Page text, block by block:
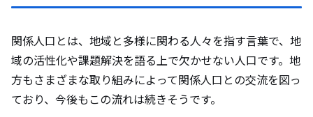
関係人口とは、地域と多様に関わる人々を指す言葉で、地
域の活性化や課題解決を語る上で欠かせない人口です。地
方もさまざまな取り組みによって関係人口との交流を図っ
ており、今後もこの流れは続きそうです。